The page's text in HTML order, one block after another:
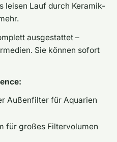
leisen Lauf durch Keramik-
ausgestattet –
Sie können sofort
Außenfilter für Aquarien
für großes Filtervolumen